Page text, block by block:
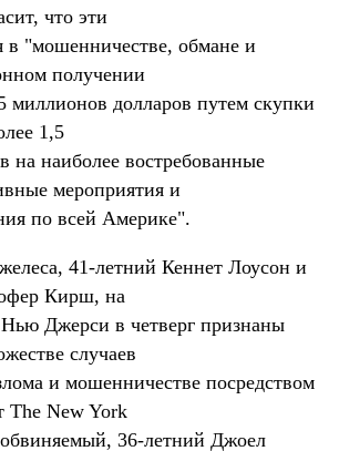
что эти
в "мошенничестве, обмане и
получении
миллионов долларов путем скупки
1,5
на наиболее востребованные
мероприятия и
по всей Америке".
41-летний Кеннет Лоусон и
Кирш, на
Нью Джерси в четверг признаны
случаев
и мошенничестве посредством
The New York
36-летний Джоел